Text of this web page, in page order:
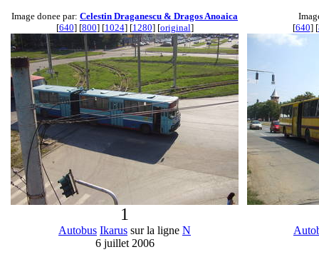
Image donee par: Celestin Draganescu & Dragos Anoaica
[640] [800] [1024] [1280] [original]
1
Autobus Ikarus sur la ligne N
6 juillet 2006
[640] [